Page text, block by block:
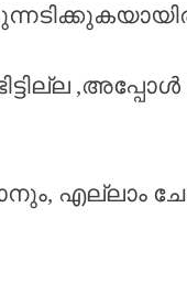
,അപ്പോൾ
എല്ലാം